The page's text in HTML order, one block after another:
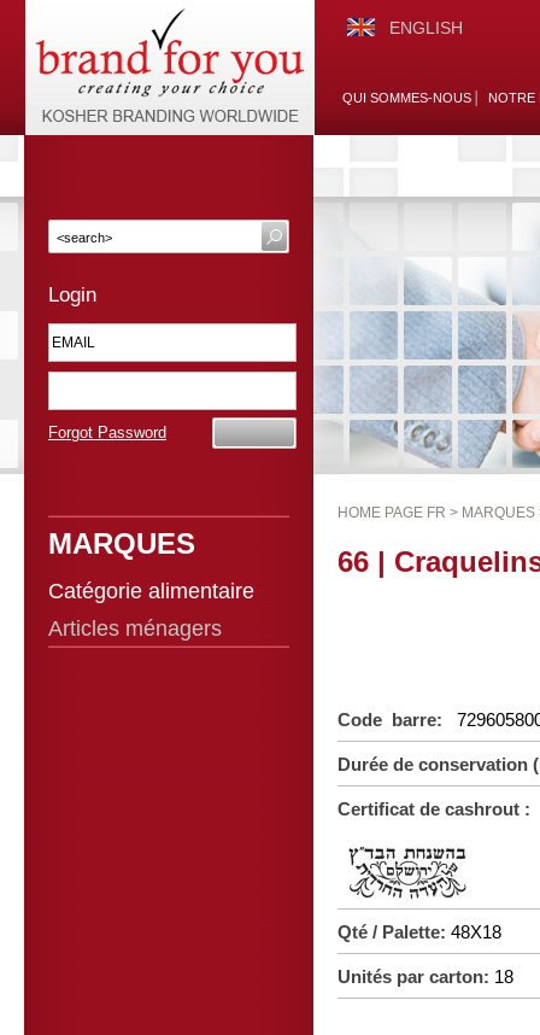
ENGLISH
QUI SOMMES-NOUS NOTRE
Login
Forgot Password
MARQUES
Catégorie alimentaire
Articles ménagers
HOME PAGE FR > MARQUES
66 |
Code barre:
Durée de
Certificat de cashrout :
Qté / Palette: 48X18
Unités par carton: 18